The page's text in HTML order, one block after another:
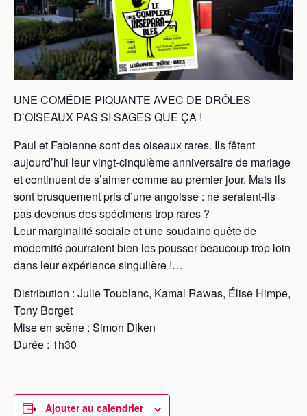
UNE COMÉDIE PIQUANTE AVEC DE DRÔLES
D’OISEAUX PAS SI SAGES QUE ÇA !
Paul et Fabienne sont des oiseaux rares. Ils fêtent
aujourd’hui leur vingt-cinquième anniversaire de mariage
et continuent de s’aimer comme au premier jour. Mais ils
sont brusquement pris d’une angoisse : ne seraient-ils
pas devenus des spécimens trop rares ?
Leur marginalité sociale et une soudaine quête de
modernité pourraient bien les pousser beaucoup trop loin
dans leur expérience singulière !…
Distribution : Julie Toublanc, Kamal Rawas, Élise Himpe,
Tony Borget
Mise en scène : Simon Diken
Durée : 1h30
Ajouter au calendrier